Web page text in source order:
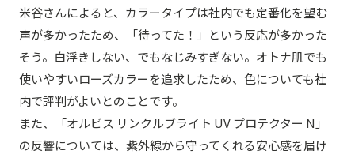
米谷さんによると、カラータイプは社内でも定番化を望む
声が多かったため、「待ってた！」という反応が多かった
そう。白浮きしない、でもなじみすぎない。オトナ肌でも
使いやすいローズカラーを追求したため、色についても社
内で評判がよいとのことです。
また、「オルビス リンクルブライト UV プロテクター N」
の反響については、紫外線から守ってくれる安心感を届け